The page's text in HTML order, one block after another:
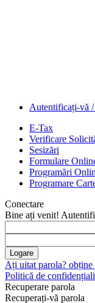
Autentificați-vă
E-Tax
Verificare
Sesizări
Formulare
Programări
Programare
Conectare
Bine ați venit!
Ați uitat parola? obține
Politică de
Recuperare parola
Recuperați-vă parola